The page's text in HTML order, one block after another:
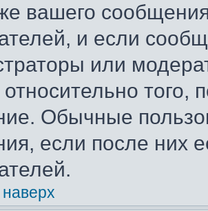
вашего
и если
или
относительно
Обычные
если после них